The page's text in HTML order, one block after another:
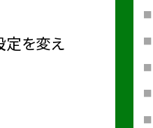
定を変え